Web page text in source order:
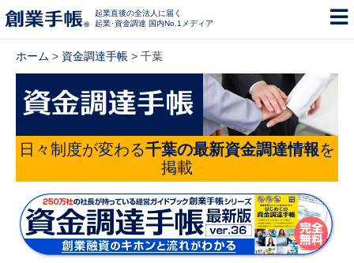
起業直後の全法人に届く
起業･資金調達 国内No.1メディア
ホーム > 資金調達手帳 > 千葉
日々制度が変わる千葉の最新資金調達情報を
掲載